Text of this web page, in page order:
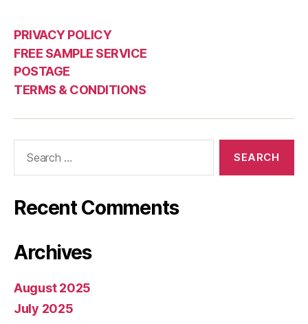
PRIVACY POLICY
FREE SAMPLE SERVICE
POSTAGE
TERMS & CONDITIONS
Recent Comments
Archives
August 2025
July 2025